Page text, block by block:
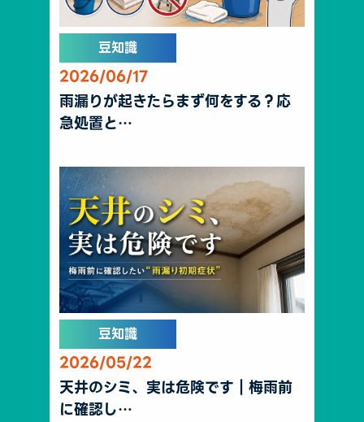
豆知識
2026/06/17
雨漏りが起きたらまず何をする？応
急処置と…
豆知識
2026/05/22
天井のシミ、実は危険です｜梅雨前
に確認し…